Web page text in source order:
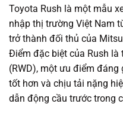
Toyota Rush là một mẫu
nhập thị trường Việt Nam
trở thành đối thủ của
Điểm đặc biệt của Rush là
(RWD), một ưu điểm
tốt hơn và chịu tải nặng
dẫn động cầu trước trong